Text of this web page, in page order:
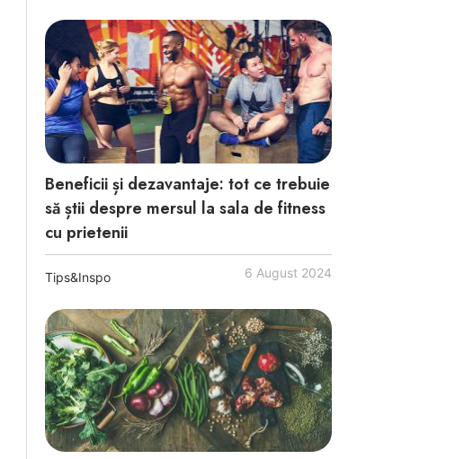
Beneficii și dezavantaje: tot ce trebuie
să știi despre mersul la sala de fitness
cu prietenii
Tips&Inspo 6 August 2024